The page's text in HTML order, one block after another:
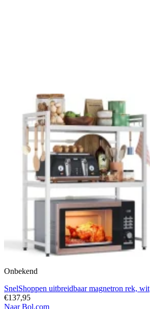
Onbekend
SnelShoppen uitbreidbaar magnetron rek, wit
€137,95
Naar Bol.com